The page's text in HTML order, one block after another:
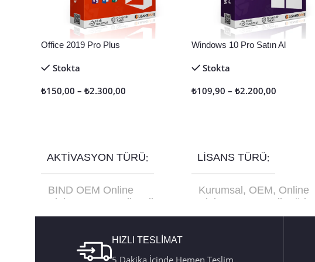
Office 2019 Pro Plus
Stokta
₺150,00 – ₺2.300,00
AKTIVASYON TÜRÜ
BIND OEM Online
Aktivasyon
Retail Online
Aktivasyon,Retail Telefon
Windows 10 Pro Satın Al
Stokta
₺109,90 – ₺2.200,00
LISANS TÜRÜ
Kurumsal, OEM, Online
Aktivasyon
Retail
Türkçe
USB Kutu FQC-10179
HIZLI TESLİMAT
5 Dakika İçinde Hemen Teslim.